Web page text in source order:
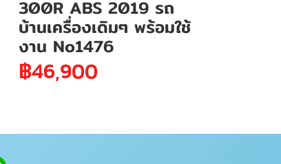
300R ABS 2019 รถ
บ้านเครื่องเดิมๆ พร้อมใช้
งาน No1476
฿46,900